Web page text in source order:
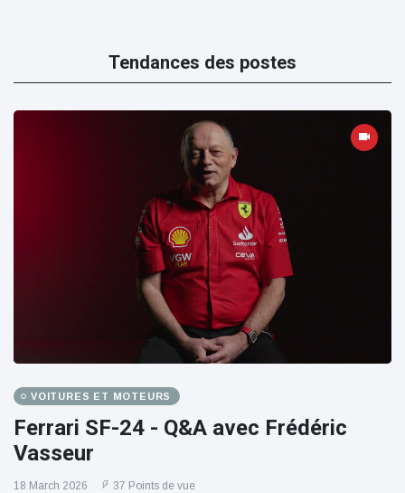
Tendances des postes
VOITURES ET MOTEURS
Ferrari SF-24 - Q&A avec Frédéric
Vasseur
18 March 2026 37 Points de vue